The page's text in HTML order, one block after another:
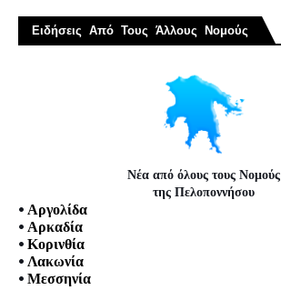
Ειδήσεις Από Τους Άλλους Νομούς
Νέα από όλους τους Νομούς
της Πελοποννήσου
• Αργολίδα
• Αρκαδία
• Κορινθία
• Λακωνία
• Μεσσηνία